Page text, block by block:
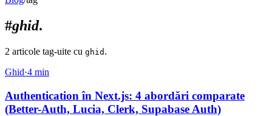
#ghid.
2 articole tag-uite cu ghid .
Ghid·4 min
Authentication în Next.js: 4 abordări comparate
(Better-Auth, Lucia, Clerk, Supabase Auth)